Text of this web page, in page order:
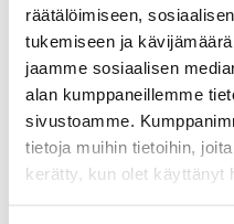
räätälöimiseen,
tukemiseen ja
jaamme sosiaalisen
alan kumppaneillemme
sivustoamme.
tietoja muihin tietoihin,
kerätty, kun olet käyttänyt